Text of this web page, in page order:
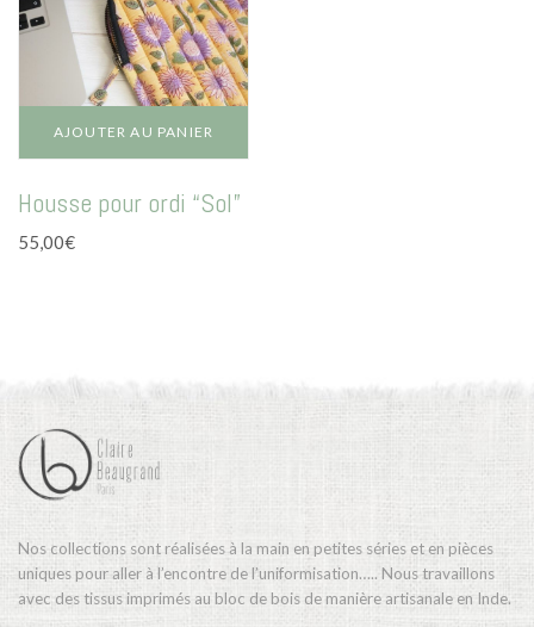
choisies
sur
la
page
produit
AJOUTER AU PANIER
Housse pour ordi “Sol”
55,00€
Nos collections sont réalisées à la main en petites séries et en pièces
uniques pour aller à l’encontre de l’uniformisation….. Nous travaillons
avec des tissus imprimés au bloc de bois de manière artisanale en Inde.